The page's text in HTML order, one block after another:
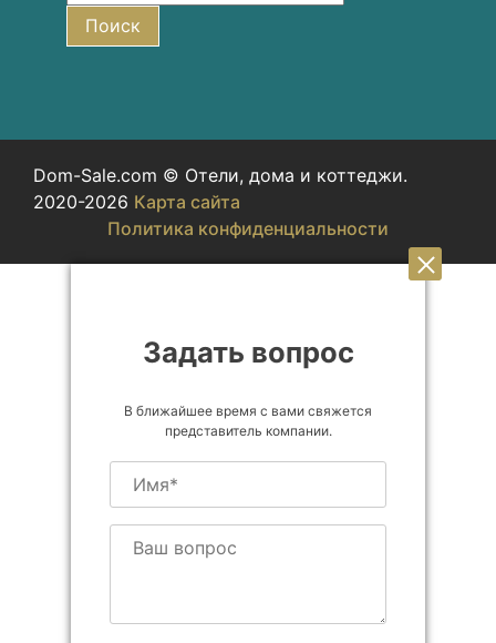
Поиск
Dom-Sale.com © Отели, дома и коттеджи.
2020-2026 Карта сайта
Политика конфиденциальности
Задать вопрос
В ближайшее время с вами свяжется
представитель компании.